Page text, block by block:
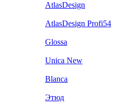
AtlasDesign
AtlasDesign Profi54
Glossa
Unica New
Blanca
Этюд